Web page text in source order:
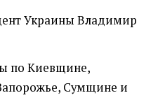
Украины Владимир
по Киевщине,
Сумщине и